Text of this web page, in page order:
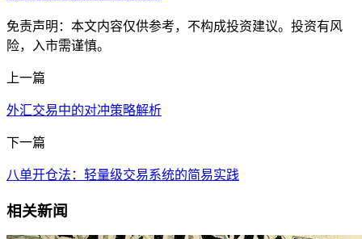
免责声明：本文内容仅供参考，不构成投资建议。投资有风
险，入市需谨慎。
上一篇
外汇交易中的对冲策略解析
下一篇
八单开仓法：轻量级交易系统的简易实践
相关新闻